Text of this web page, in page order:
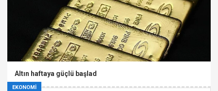
EKONOMİ
Altın haftaya güçlü başlad